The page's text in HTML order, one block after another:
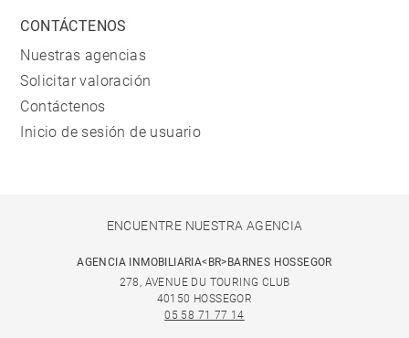
CONTÁCTENOS
Nuestras agencias
Solicitar valoración
Contáctenos
Inicio de sesión de usuario
ENCUENTRE NUESTRA AGENCIA
AGENCIA INMOBILIARIA<BR>BARNES HOSSEGOR
278, AVENUE DU TOURING CLUB
40150 HOSSEGOR
05 58 71 77 14